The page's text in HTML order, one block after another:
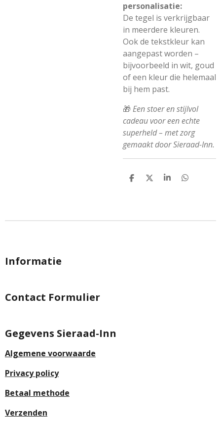
personalisatie:
De tegel is verkrijgbaar
in meerdere kleuren.
Ook de tekstkleur kan
aangepast worden –
bijvoorbeeld in wit, goud
of een kleur die helemaal
bij hem past.
🎁 Een stoer en stijlvol
cadeau voor een echte
superheld – met zorg
gemaakt door Sieraad-Inn.
D
D
S
D
Informatie
Contact Formulier
Gegevens Sieraad-Inn
Algemene voorwaarde
Privacy policy
Betaal methode
Verzenden